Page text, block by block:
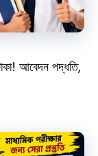
আবেদন পদ্ধতি,